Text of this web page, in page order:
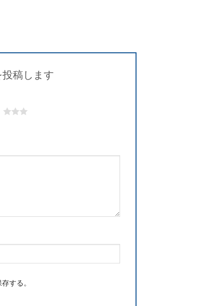
稿します
する。